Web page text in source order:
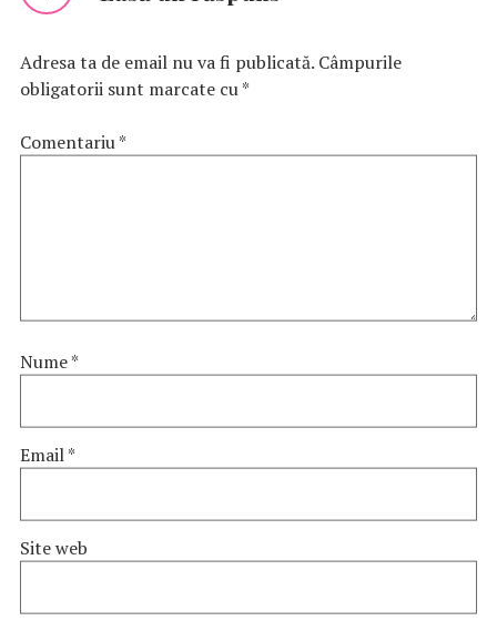
Adresa ta de email nu va fi publicată. Câmpurile
obligatorii sunt marcate cu*
Comentariu*
Nume*
Email*
Site web